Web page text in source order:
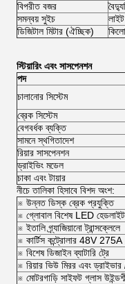
বিপরীত বজর
সমন্বয় সুইচ
ডিজিটাল মিটার (ঐচ্ছিক)
স্টিয়ারিং এবং সাসপেনশন
পদ
চালানোর সিস্টেম
ব্রেক সিস্টেম
বেগবর্ধক ব্যক্তি
সামনে স্থগিতাদেশ
রিয়ার সাসপেনশন
ড্রাইভিং মডেল
চাকা এবং টায়ার
নীচে তালিকা হিসাবে বিশদ অংশ:
※ উন্নত ডিস্ক ব্রেক প্রযুক্তি
※ গ্লোবাল বিশেষ LED হেডলাইট
※ ইতালি গ্র্যাজিয়ানো ট্রান্সক্লেলে
※ কার্টিস কন্ট্রোলার 48V 275A
※ বিশেষ ডিজাইন ব্যাটারি ট্রে
※ রিয়ার ভিউ মিরর এবং ড্রাইভার
※ মোটরগাড়ি সাইফট গ্লাস